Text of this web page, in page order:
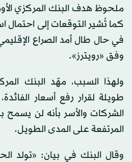
كما تُشير التوقعات إلى احتمال
في حال طال أمد الصراع
وفق «رويترز».
ولهذا السبب، مهّد البنك
طويلة لقرار رفع أسعار
الشركات والأسر بأنه لن
المرتفعة على المدى الطويل.
وقال البنك في بيان: «تولد